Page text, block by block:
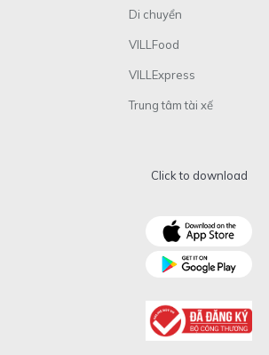
Di chuyển
VILLFood
VILLExpress
Trung tâm tài xế
Click to download